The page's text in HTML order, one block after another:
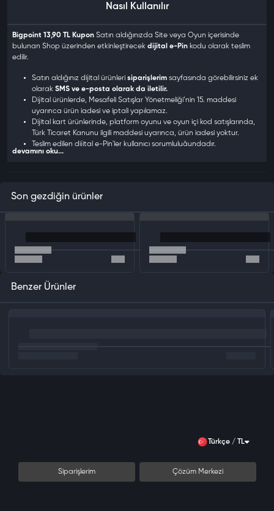
Nasıl Kullanılır
Bigpoint 13,90 TL Kupon Satın aldığınızda Site veya Oyun içerisinde
bulunan Shop üzerinden etkinleştirecek dijital e-Pin kodu olarak teslim
edilir.
Satın aldığınız dijital ürünleri siparişlerim sayfasında görebilirsiniz ek
olarak SMS ve e-posta olarak da iletilir.
Dijital ürünlerde, Mesafeli Satışlar Yönetmeliği’nin 15. maddesi
uyarınca ürün iadesi ve iptali yapılamaz.
Dijital kart ürünlerinde, platform oyunu ve oyun içi kod satışlarında,
Türk Ticaret Kanunu ilgili maddesi uyarınca, ürün iadesi yoktur.
Teslim edilen dijital e-Pin'ler kullanıcı sorumluluğundadır.
Dijital ürünler kargo veya posta yolu ile gönderilmez.
devamını oku...
Son gezdiğin ürünler
Benzer Ürünler
Türkçe / TL
Siparişlerim Çözüm Merkezi